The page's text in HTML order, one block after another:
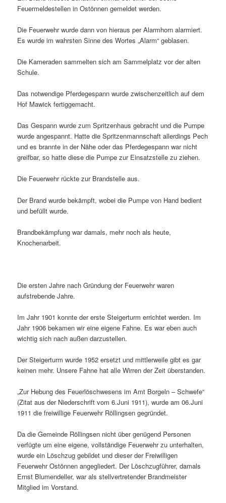
Feuermeldestellen in Ostönnen gemeldet werden.
Die Feuerwehr wurde dann von hieraus per Alarmhorn alarmiert.
Es wurde im wahrsten Sinne des Wortes „Alarm“ geblasen.
Die Kameraden sammelten sich am Sammelplatz vor der alten
Schule.
Das notwendige Pferdegespann wurde zwischenzeitlich auf dem
Hof Mawick fertiggemacht.
Das Gespann wurde zum Spritzenhaus gebracht und die Pumpe
wurde angespannt. Hatte die Spritzenmannschaft allerdings Pech
und es brannte in der Nähe oder das Pferdegespann war nicht
greifbar, so hatte diese die Pumpe zur Einsatzstelle zu ziehen.
Die Feuerwehr rückte zur Brandstelle aus.
Der Brand wurde bekämpft, wobei die Pumpe von Hand bedient
und befüllt wurde.
Brandbekämpfung war damals, mehr noch als heute,
Knochenarbeit.
Die ersten Jahre nach Gründung der Feuerwehr waren
aufstrebende Jahre.
Im Jahr 1901 konnte der erste Steigerturm errichtet werden. Im
Jahr 1906 bekamen wir eine eigene Fahne. Es war eben auch
wichtig sich nach außen darzustellen.
Der Steigerturm wurde 1952 ersetzt und mittlerweile gibt es gar
keinen mehr. Unsere Fahne hat alle Wirren der Zeit überstanden.
„Zur Hebung des Feuerlöschwesens im Amt Borgeln – Schwefe“
(Zitat aus der Niederschrift vom 6.Juni 1911), wurde am 06.Juni
1911 die freiwillige Feuerwehr Röllingsen gegründet.
Da die Gemeinde Röllingsen nicht über genügend Personen
verfügte um eine eigene, vollständige Feuerwehr zu unterhalten,
wurde ein Löschzug gebildet und dieser der Freiwilligen
Feuerwehr Ostönnen angegliedert. Der Löschzugführer, damals
Ernst Blumendeller, war als stellvertretender Brandmeister
Mitglied im Vorstand.